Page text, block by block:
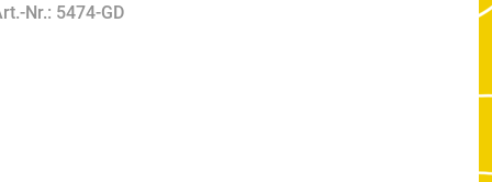
Nr.: 5474-GD